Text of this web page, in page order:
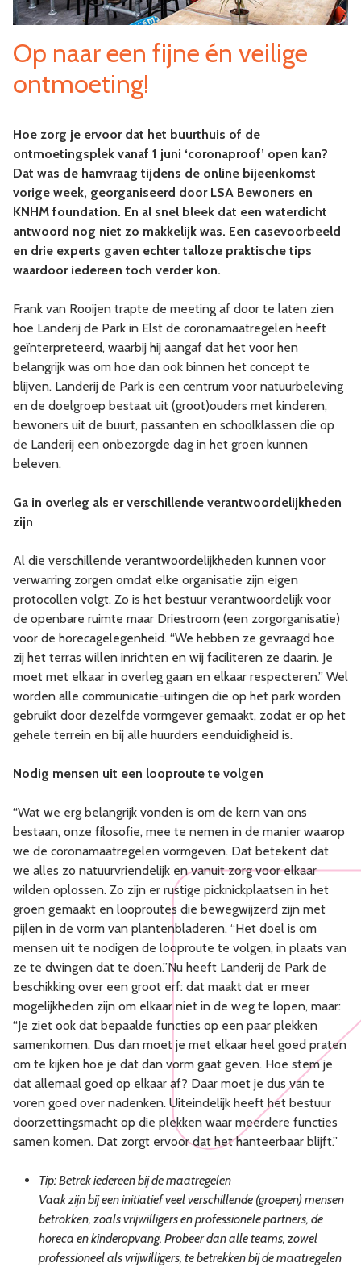
Op naar een fijne én veilige
ontmoeting!
Hoe zorg je ervoor dat het buurthuis of de
ontmoetingsplek vanaf 1 juni ‘coronaproof’ open kan?
Dat was de hamvraag tijdens de online bijeenkomst
vorige week, georganiseerd door LSA Bewoners en
KNHM foundation. En al snel bleek dat een waterdicht
antwoord nog niet zo makkelijk was. Een casevoorbeeld
en drie experts gaven echter talloze praktische tips
waardoor iedereen toch verder kon.
Frank van Rooijen trapte de meeting af door te laten zien
hoe Landerij de Park in Elst de coronamaatregelen heeft
geïnterpreteerd, waarbij hij aangaf dat het voor hen
belangrijk was om hoe dan ook binnen het concept te
blijven. Landerij de Park is een centrum voor natuurbeleving
en de doelgroep bestaat uit (groot)ouders met kinderen,
bewoners uit de buurt, passanten en schoolklassen die op
de Landerij een onbezorgde dag in het groen kunnen
beleven.
Ga in overleg als er verschillende verantwoordelijkheden
zijn
Al die verschillende verantwoordelijkheden kunnen voor
verwarring zorgen omdat elke organisatie zijn eigen
protocollen volgt. Zo is het bestuur verantwoordelijk voor
de openbare ruimte maar Driestroom (een zorgorganisatie)
voor de horecagelegenheid. “We hebben ze gevraagd hoe
zij het terras willen inrichten en wij faciliteren ze daarin. Je
moet met elkaar in overleg gaan en elkaar respecteren.” Wel
worden alle communicatie-uitingen die op het park worden
gebruikt door dezelfde vormgever gemaakt, zodat er op het
gehele terrein en bij alle huurders eenduidigheid is.
Nodig mensen uit een looproute te volgen
“Wat we erg belangrijk vonden is om de kern van ons
bestaan, onze filosofie, mee te nemen in de manier waarop
we de coronamaatregelen vormgeven. Dat betekent dat
we alles zo natuurvriendelijk en vanuit zorg voor elkaar
wilden oplossen. Zo zijn er rustige picknickplaatsen in het
groen gemaakt en looproutes die bewegwijzerd zijn met
pijlen in de vorm van plantenbladeren. “Het doel is om
mensen uit te nodigen de looproute te volgen, in plaats van
ze te dwingen dat te doen.”Nu heeft Landerij de Park de
beschikking over een groot erf: dat maakt dat er meer
mogelijkheden zijn om elkaar niet in de weg te lopen, maar:
“Je ziet ook dat bepaalde functies op een paar plekken
samenkomen. Dus dan moet je met elkaar heel goed praten
om te kijken hoe je dat dan vorm gaat geven. Hoe stem je
dat allemaal goed op elkaar af? Daar moet je dus van te
voren goed over nadenken. Uiteindelijk heeft het bestuur
doorzettingsmacht op die plekken waar meerdere functies
samen komen. Dat zorgt ervoor dat het hanteerbaar blijft.”
Tip: Betrek iedereen bij de maatregelen
Vaak zijn bij een initiatief veel verschillende (groepen) mensen
betrokken, zoals vrijwilligers en professionele partners, de
horeca en kinderopvang. Probeer dan alle teams, zowel
professioneel als vrijwilligers, te betrekken bij de maatregelen